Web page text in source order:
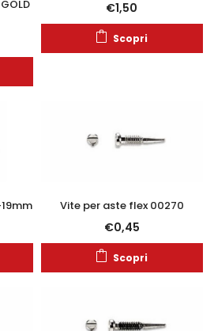
€1,50
Scopri
Vite per aste flex 00270
€0,45
Scopri